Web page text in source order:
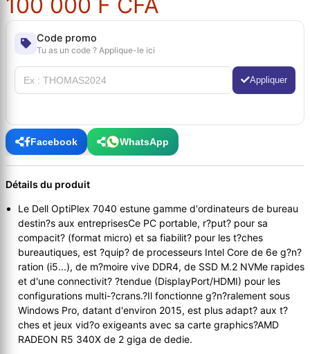
Code promo
Tu as un code ? Applique-le ici
Appliquer
Facebook WhatsApp
Détails du produit
Le Dell OptiPlex 7040 estune gamme d'ordinateurs de bureau
destin?s aux entreprisesCe PC portable, r?put? pour sa
compacit? (format micro) et sa fiabilit? pour les t?ches
bureautiques, est ?quip? de processeurs Intel Core de 6e g?n?
ration (i5...), de m?moire vive DDR4, de SSD M.2 NVMe rapides
et d'une connectivit? ?tendue (DisplayPort/HDMI) pour les
configurations multi-?crans.?Il fonctionne g?n?ralement sous
Windows Pro, datant d'environ 2015, est plus adapt? aux t?
ches et jeux vid?o exigeants avec sa carte graphics?AMD
RADEON R5 340X de 2 giga de dedie.